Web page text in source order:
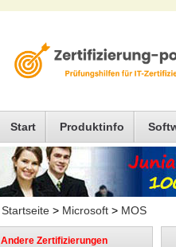
Start Produktinfo
Startseite > Microsoft > MOS
Andere Zertifizierungen